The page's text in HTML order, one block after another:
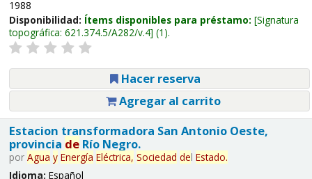
1988
Disponibilidad: Ítems disponibles para préstamo: Signatura
topográfica: 621.374.5/A282/v.4 (1).
Hacer reserva
Agregar al carrito
Estacion transformadora San Antonio Oeste,
provincia deRío Negro.
por Agua y Energía Eléctrica, Sociedad del Estado.
Idioma: Español